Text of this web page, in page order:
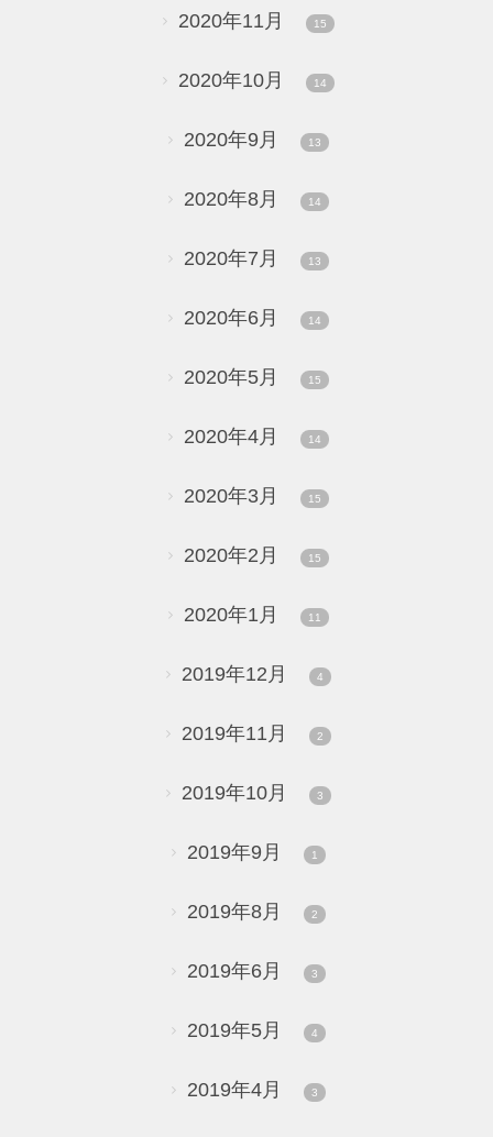
2020年11月 15
2020年10月 14
2020年9月 13
2020年8月 14
2020年7月 13
2020年6月 14
2020年5月 15
2020年4月 14
2020年3月 15
2020年2月 15
2020年1月 11
2019年12月 4
2019年11月 2
2019年10月 3
2019年9月 1
2019年8月 2
2019年6月 3
2019年5月 4
2019年4月 3